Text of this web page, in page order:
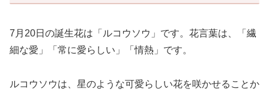
7月20日の誕生花は「ルコウソウ」です。花言葉は、「繊
細な愛」「常に愛らしい」「情熱」です。
ルコウソウは、星のような可愛らしい花を咲かせることか